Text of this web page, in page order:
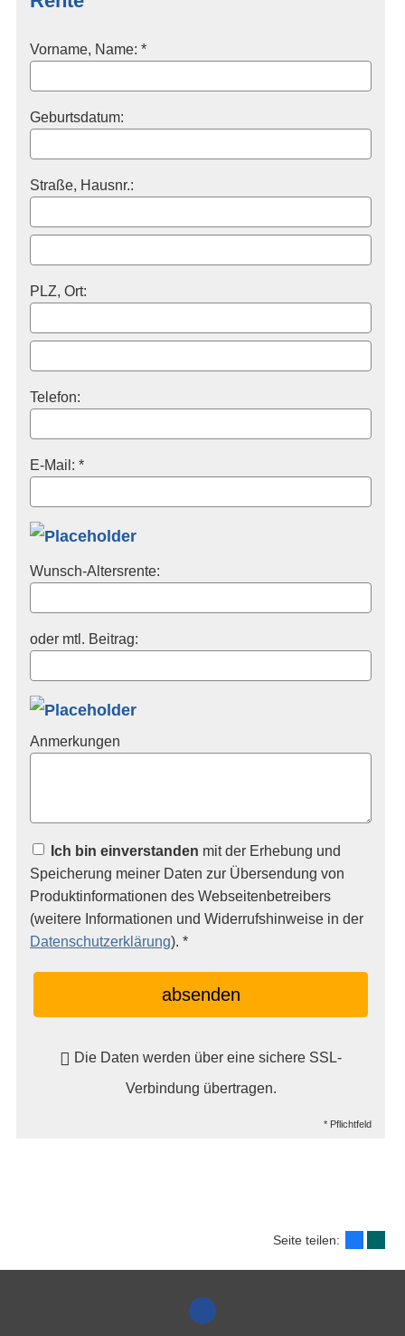
Vorname, Name: *
Geburts­datum:
Straße, Hausnr.:
PLZ, Ort:
Telefon:
E-Mail: *
Wunsch-Altersrente:
oder mtl. Beitrag:
Anmerkungen
Ich bin einverstanden mit der Erhebung und
Speicherung meiner Daten zur Übersendung von
Produktinformationen des Webseitenbetreibers
(weitere Informationen und Widerrufshinweise in der
Datenschutzerklärung). *
absenden
Die Daten werden über eine sichere SSL-
Verbindung übertragen.
* Pflichtfeld
Seite teilen: